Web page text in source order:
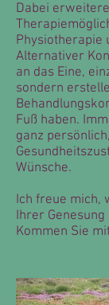
Dabei
Physiotherapie
Alternativer
an das Eine,
sondern erstelle
Fuß haben.
ganz
Wünsche.
Ich freue mich,
Ihrer
Kommen Sie